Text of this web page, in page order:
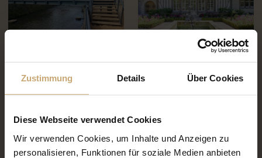
Zustimmung Details Über Cookies
Diese Webseite verwendet Cookies
Wir verwenden Cookies, um Inhalte und Anzeigen zu
personalisieren, Funktionen für soziale Medien anbieten
Das Landgut Le Domaine
d'Ablon